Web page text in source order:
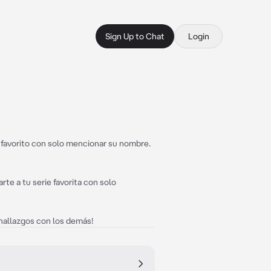
Sign Up to Chat Login
con solo mencionar su nombre.
a tu serie favorita con solo
con los demás!